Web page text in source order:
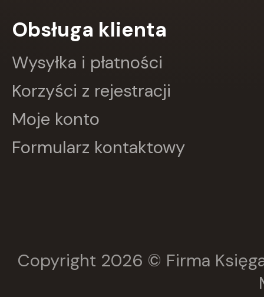
Greg
GRUPA IMAGE
HARMONIA
Insignis
JEDNOŚĆ
karakter
Literat
Obsługa klienta
Wysyłka i płatności
Korzyści z rejestracji
Moje konto
Formularz kontaktowy
Copyright 2026 © Firma